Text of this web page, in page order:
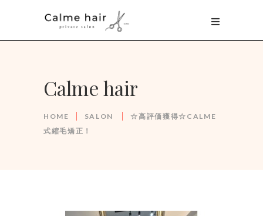
Calme hair
HOME SALON
☆高評価獲得☆CALME
式縮毛矯正！